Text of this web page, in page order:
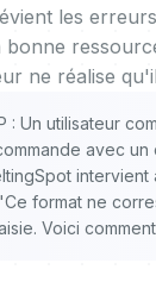
les
ne réalise
: Un utilisateur
avec
intervient
format ne
Voici